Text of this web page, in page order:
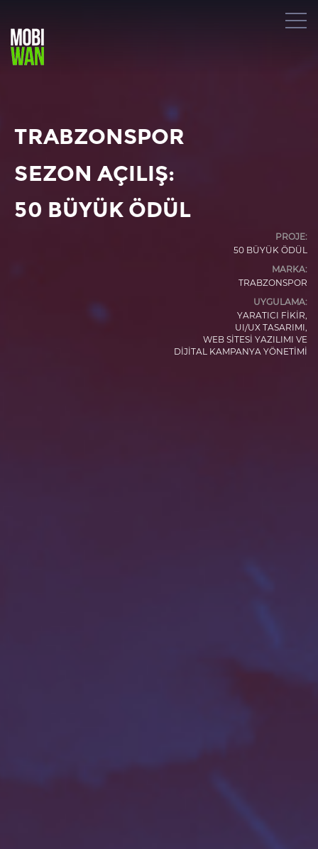
TRABZONSPOR
SEZON AÇILIŞ:
50 BÜYÜK ÖDÜL
PROJE:
50 BÜYÜK ÖDÜL
MARKA:
TRABZONSPOR
UYGULAMA:
YARATICI FİKİR,
UI/UX TASARIMI,
WEB SİTESİ YAZILIMI VE
DİJİTAL KAMPANYA YÖNETİMİ